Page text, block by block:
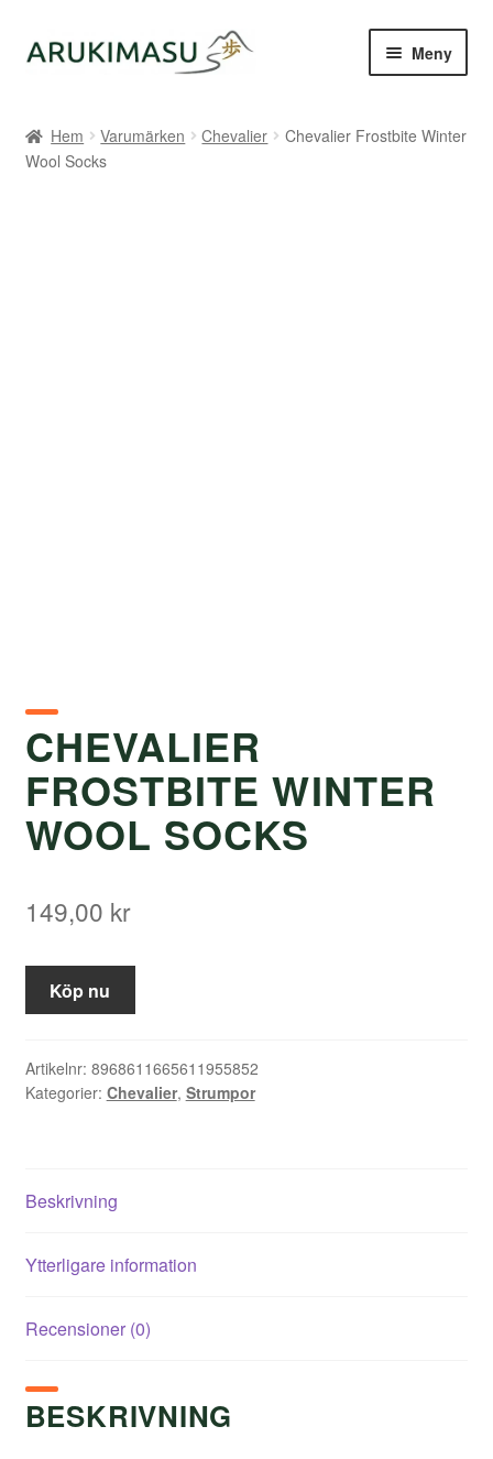
Hoppa
till
Hoppa
till
Meny
Kontakt
Hem Varumärken Chevalier
Chevalier Frostbite Winter
Wool Socks
CHEVALIER
FROSTBITE WINTER
WOOL SOCKS
149,00 kr
Köp nu
Artikelnr: 8968611665611955852
Kategorier: Chevalier, Strumpor
Beskrivning
Ytterligare information
Recensioner (0)
BESKRIVNING